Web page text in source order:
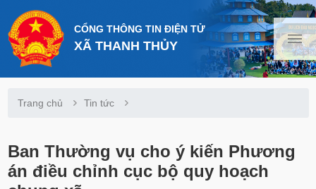
CỔNG THÔNG TIN ĐIỆN TỬ
XÃ THANH THỦY
Trang chủ Tin tức
Ban Thường vụ cho ý kiến Phương
án điều chỉnh cục bộ quy hoạch